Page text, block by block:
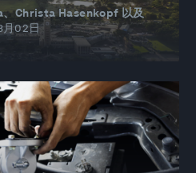
Christa Hasenkopf 以及
02日